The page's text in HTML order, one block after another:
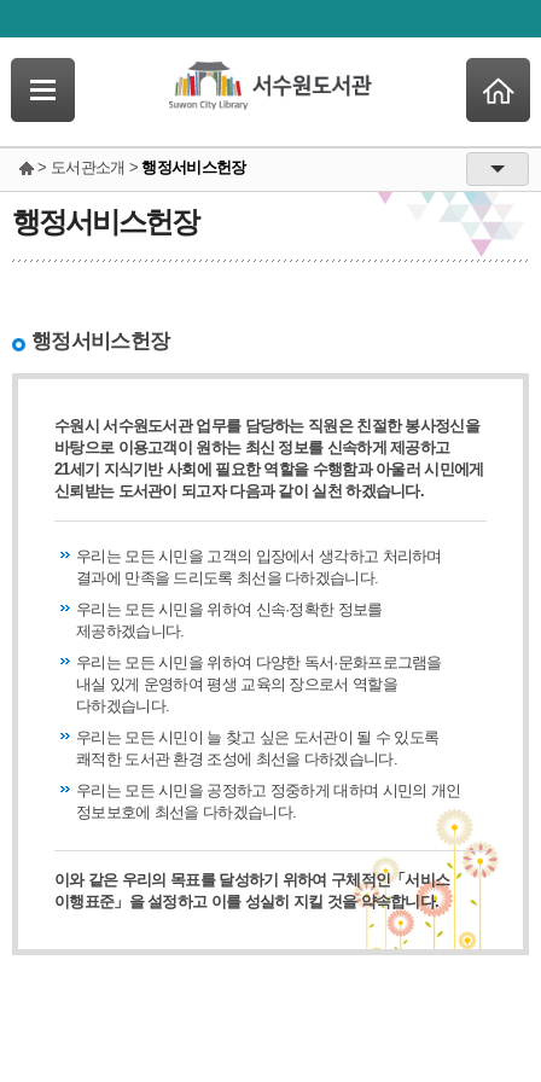
> 도서관소개 >행정서비스헌장
행정서비스헌장
행정서비스헌장
수원시 서수원도서관 업무를 담당하는 직원은 친절한 봉사정신을
바탕으로 이용고객이 원하는 최신 정보를 신속하게 제공하고
21세기 지식기반 사회에 필요한 역할을 수행함과 아울러 시민에게
신뢰받는 도서관이 되고자 다음과 같이 실천 하겠습니다.
우리는 모든 시민을 고객의 입장에서 생각하고 처리하며
결과에 만족을 드리도록 최선을 다하겠습니다.
우리는 모든 시민을 위하여 신속·정확한 정보를
제공하겠습니다.
우리는 모든 시민을 위하여 다양한 독서·문화프로그램을
내실 있게 운영하여 평생 교육의 장으로서 역할을
다하겠습니다.
우리는 모든 시민이 늘 찾고 싶은 도서관이 될 수 있도록
쾌적한 도서관 환경 조성에 최선을 다하겠습니다.
우리는 모든 시민을 공정하고 정중하게 대하며 시민의 개인
정보보호에 최선을 다하겠습니다.
이와 같은 우리의 목표를 달성하기 위하여 구체적인「서비스
이행표준」을 설정하고 이를 성실히 지킬 것을 약속합니다.